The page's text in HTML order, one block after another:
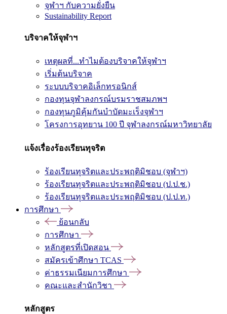
จุฬาฯ กับความยั่งยืน
Sustainability Report
บริจาคให้จุฬาฯ
เหตุผลที่...ทำไมต้องบริจาคให้จุฬาฯ
เริ่มต้นบริจาค
ระบบบริจาคอิเล็กทรอนิกส์
กองทุนจุฬาลงกรณ์บรมราชสมภพฯ
กองทุนภูมิคุ้มกันบำบัดมะเร็งจุฬาฯ
โครงการอุทยาน 100 ปี จุฬาลงกรณ์มหาวิทยาลัย
แจ้งเรื่องร้องเรียนทุจริต
ร้องเรียนทุจริตและประพฤติมิชอบ (จุฬาฯ)
ร้องเรียนทุจริตและประพฤติมิชอบ (ป.ป.ช.)
ร้องเรียนทุจริตและประพฤติมิชอบ (ป.ป.ท.)
การศึกษา
ย้อนกลับ
การศึกษา
หลักสูตรที่เปิดสอน
สมัครเข้าศึกษา TCAS
ค่าธรรมเนียมการศึกษา
คณะและสำนักวิชา
หลักสูตร